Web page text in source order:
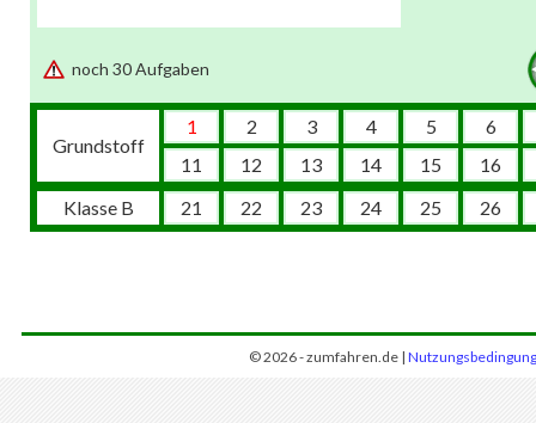
noch 30 Aufgaben
Grundstoff
1 2 3 4 5
6
11
12 13 14 15
16
Klasse B
21 22 23 24 25 26
© 2026 - zumfahren.de |